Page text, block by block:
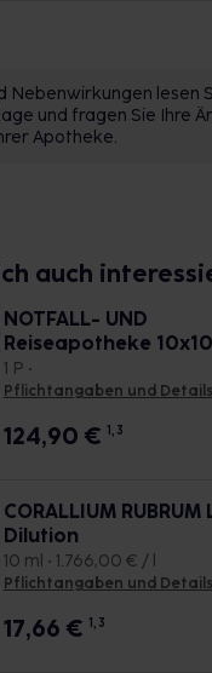
Nebenwirkungen lesen
und fragen Sie Ihre
Apotheke.
auch
NOTFALL- UND
Reiseapotheke
1 P •
Pflichtangaben und Details
124,90 € 1, 3
CORALLIUM RUBRUM
Dilution
10 ml • 1.766,00 € / l
Pflichtangaben und Details
17,66 € 1, 3